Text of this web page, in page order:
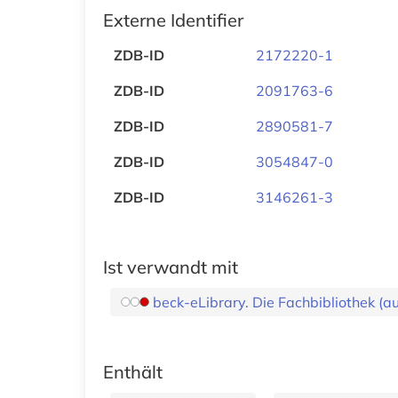
Externe Identifier
ZDB-ID
2172220-1
ZDB-ID
2091763-6
ZDB-ID
2890581-7
ZDB-ID
3054847-0
ZDB-ID
3146261-3
Ist verwandt mit
beck-eLibrary. Die Fachbibliothek
Enthält